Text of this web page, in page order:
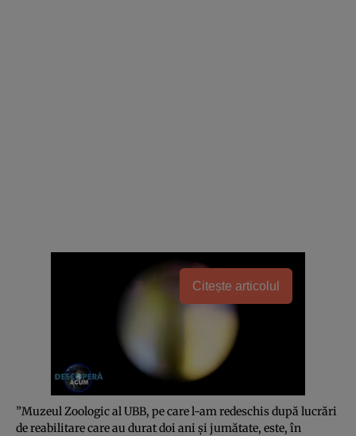
Citește articolul
”Muzeul Zoologic al UBB, pe care l-am redeschis după lucrări
de reabilitare care au durat doi ani şi jumătate, este, în